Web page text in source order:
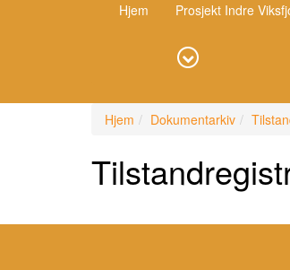
Hjem Prosjekt Indre
Hjem Dokumentarkiv